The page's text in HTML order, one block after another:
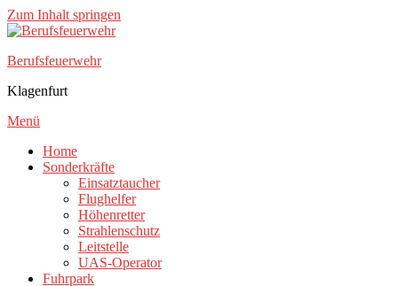
Zum Inhalt springen
Berufsfeuerwehr
Klagenfurt
Menü
Home
Sonderkräfte
Einsatztaucher
Flughelfer
Höhenretter
Strahlenschutz
Leitstelle
UAS-Operator
Fuhrpark